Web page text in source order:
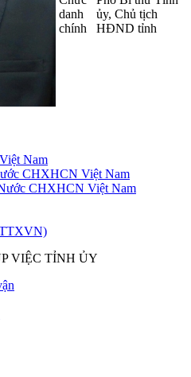
danh
chính
ủy, Chủ tịch
HĐND tỉnh
Nam
CHXHCN Việt Nam
CHXHCN Việt Nam
VIỆC TỈNH ỦY